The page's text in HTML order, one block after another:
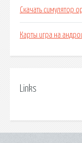
Скачать симулятор
Карты игра на
Links